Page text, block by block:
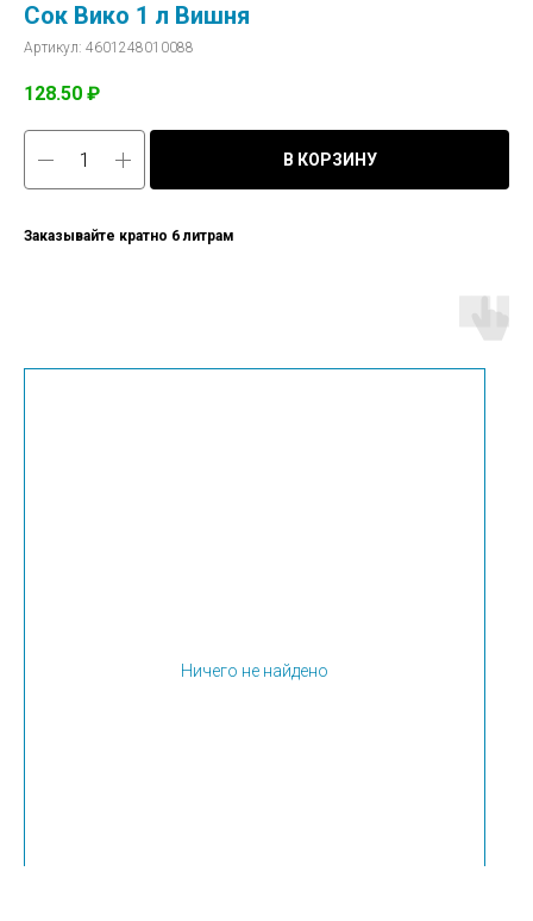
Сок Вико 1 л Вишня
Артикул: 4601248010088
128.50 ₽
В КОРЗИНУ
Заказывайте кратно 6 литрам
Ничего не найдено